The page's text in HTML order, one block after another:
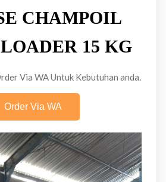
CHAMPOIL
15 KG
Via WA Untuk Kebutuhan anda.
Order Via WA